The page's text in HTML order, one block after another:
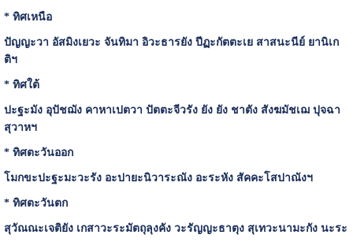
* ทิศเหนือ
ปัญญะวา อัสมิงเยวะ จันทิมา อิวะธารยัง ปีฏะกัตตะเย สาสนะนีย์ ยานิเก
ติฯ
* ทิศใต้
ปะฐะมัง อุปัชฌัง คาหาเปตวา ปัตตะจีวรัง ยัง ยัง ชาตัง สังฆมัชเฌ ปุจฉา
สุวาหฯ
* ทิศตะวันออก
โมกขะปะฐะมะวะรัง อะปายะนิวาระณัง อะระหัง สัคคะโสปาณังฯ
* ทิศตะวันตก
สุวัณณะเจติยัง เกสาวะระมัตถุลุงคัง วะรัญญะธาตุง สุเทวะนามะกัง นะระ